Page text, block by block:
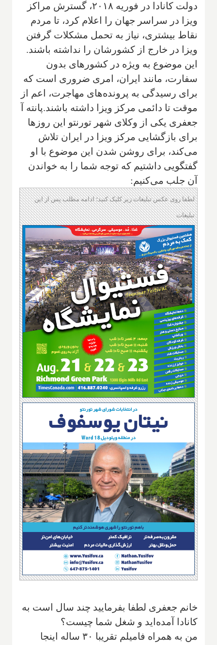
دولت کانادا در فوریه ۲۰۱۸، گسترش مراکز
ویزا در سراسر جهان را اعلام کرد، تا مردم
نقاط بیشتری، نیاز به تحمل مشکلات گرفتن
ویزا در خارج از کشورشان را نداشته باشند.
این موضوع به ویژه در کشورهای بدون
سفارت، مانند ایران، امری ضروری است که
برای رسیدگی به پرونده‌های مهاجرت، اعم از
موقت تا دائمی مرکز ویزا داشته باشند.پانته آ
جعفری یکی از وکلای شهر تورنتو این روزها
برای بازگشایی مرکز ویزا در ایران تلاش
می‌کند، برای روشن شدن این موضوع با او
گفتگویی داشتیم که توجه شما را به خواندن
آن جلب می‌کنیم:
لطفا روی عکس تبلیغات زیر کلیک کنید؛ ادامه مطلب پس از این
تبلیغات
خانم جعفری لطفا بفرمایید چند سال است به
کانادا آمده‌اید و شغل شما چیست؟
من به همراه فامیلم تقریبا ۳۰ ساله اینجا